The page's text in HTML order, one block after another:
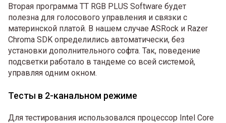
Вторая программа TT RGB PLUS Software будет
полезна для голосового управления и связки с
материнской платой. В нашем случае ASRock и Razer
Chroma SDK определились автоматически, без
установки дополнительного софта. Так, поведение
подсветки работало в тандеме со всей системой,
управляя одним окном.
Тесты в 2-канальном режиме
Для тестирования использовался процессор Intel Core